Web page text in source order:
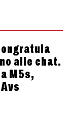
alle chat.
M5s,